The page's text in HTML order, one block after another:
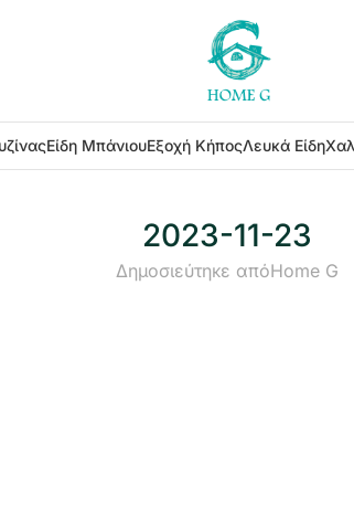
Είδη ΜπάνιουΕξοχή ΚήποςΛευκά Είδη
2023-11-23
Δημοσιεύτηκε απόHome G